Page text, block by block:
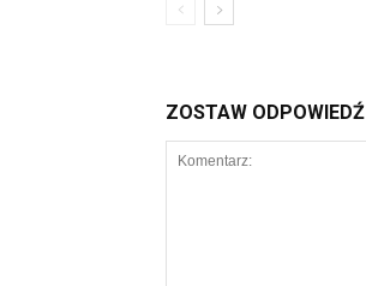
ZOSTAW ODPOWIEDŹ